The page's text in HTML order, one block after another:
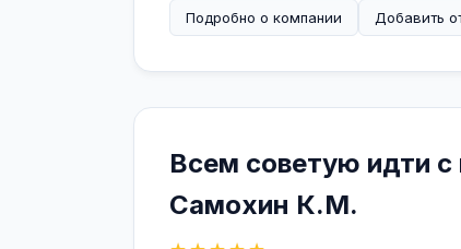
Подробно о компании Добавить
Всем советую идти
Самохин К.М.